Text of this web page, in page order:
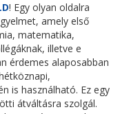
! Egy olyan oldalra
amely első
matematika,
illetve e
érdemes alaposabban
is használható. Ez egy
átváltásra szolgál.